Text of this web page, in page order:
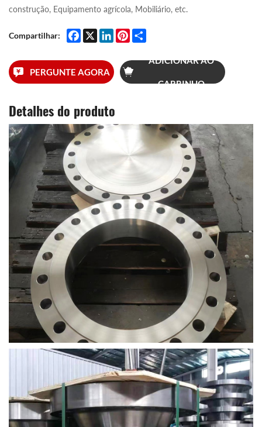
construção, Equipamento agrícola, Mobiliário, etc.
Compartilhar: Facebook
X LinkedInPinterest
PERGUNTE AGORA
ADICIONAR AO
CARRINHO
Detalhes do produto